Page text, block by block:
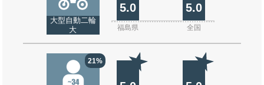
大型自動二輪
大
5.0 5.0
福島県 全国
21%